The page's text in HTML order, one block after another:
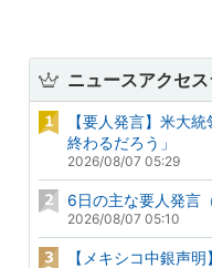
ニュースアクセ
【要人発言】米大
終わるだろう」
2026/08/07 05:29
6日の主な要人発言
2026/08/07 05:10
【メキシコ中銀声